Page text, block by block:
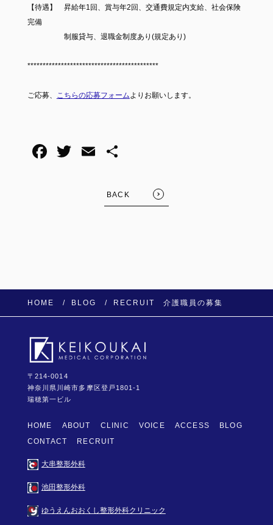
【待遇】 昇給年1回、賞与年2回、交通費規定内支給、社会保険
完備
制服貸与、退職金制度あり(規定あり)
*******************************************
ご応募、 こちらの応募フォームよりお願いします。
F
k
T
E
ail
BACK
HOME BLOG RECRUIT 介護職員の募集
〒214-0014
神奈川県川崎市多摩区登戸1801-1
瑞穂第一ビル
HOME ABOUT CLINIC VOICE ACCESS
BLOG
CONTACT
RECRUIT
大串整形外科
池田整形外科
ゆうえんおおくし整形外科クリニック